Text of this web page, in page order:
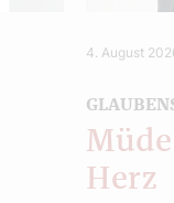
4. August
Herz